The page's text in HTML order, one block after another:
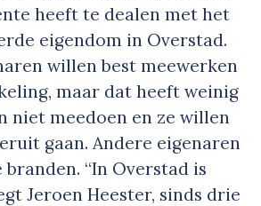
heeft te dealen met het
eigendom in Overstad.
willen best meewerken
maar dat heeft weinig
niet meedoen en ze willen
gaan. Andere eigenaren
“In Overstad is
Jeroen Heester, sinds drie